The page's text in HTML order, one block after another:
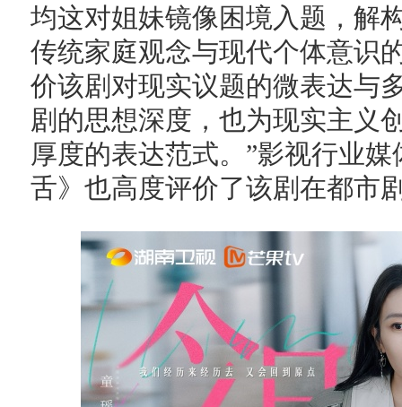
均这对姐妹镜像困境入题，解
传统家庭观念与现代个体意识
价该剧对现实议题的微表达与
剧的思想深度，也为现实主义
厚度的表达范式。”影视行业
舌》也高度评价了该剧在都市